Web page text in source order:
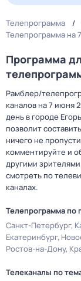
Телепрограмма
Телепрограмма на
Программа
Рамблер/
каналов на 7 июня
день в городе
позволит
ничего не
комментируйте и
другими
смотреть по
каналах.
Телепрограмма по
Санкт-Петербург
Екатеринбург
Ростов-на-Дону
Телеканалы по